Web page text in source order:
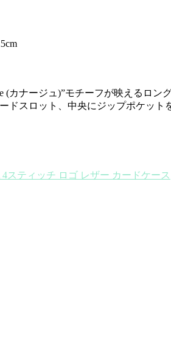
(カナージュ)”モチーフが映えるロ
ドスロット、中央にジップポケッ
スティッチ ロゴ レザー カードケース